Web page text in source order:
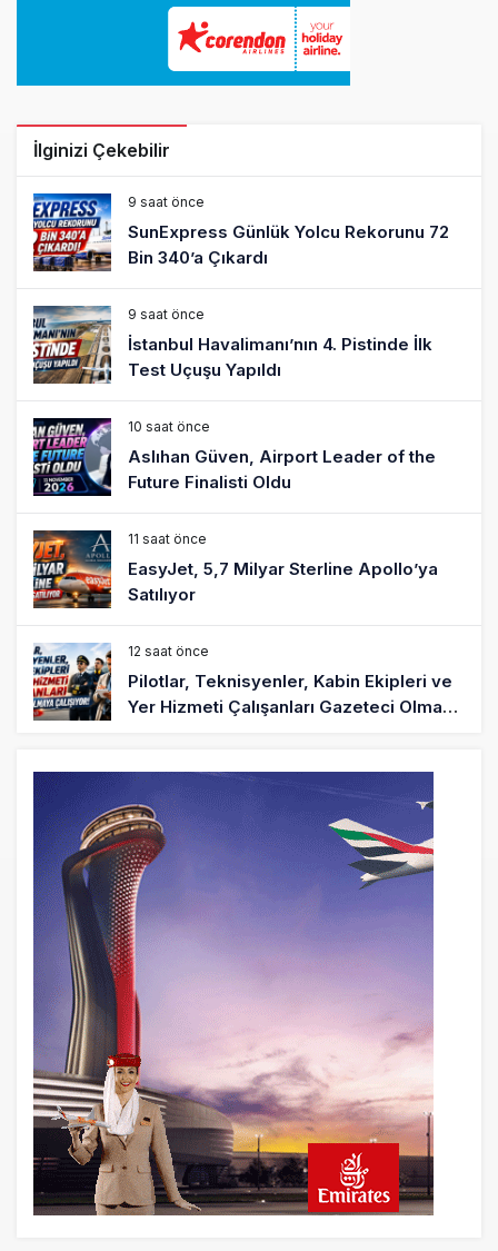
İlginizi Çekebilir
9 saat önce
SunExpress Günlük Yolcu Rekorunu 72
Bin 340’a Çıkardı
9 saat önce
İstanbul Havalimanı’nın 4. Pistinde İlk
Test Uçuşu Yapıldı
10 saat önce
Aslıhan Güven, Airport Leader of the
Future Finalisti Oldu
11 saat önce
EasyJet, 5,7 Milyar Sterline Apollo’ya
Satılıyor
12 saat önce
Pilotlar, Teknisyenler, Kabin Ekipleri ve
Yer Hizmeti Çalışanları Gazeteci Olmaya
BookingAgora’dan Dubai’ye iki FAM Trip
16 saat önce
AJet Uçuşlarıyla Rus Turist İçin Yeni
Türkiye Rotası
17 saat önce
Airbus Temmuz bilançosunu açıkladı:
204 yeni sipariş
18 saat önce
İstanbul uçağına polis köpeklerle girdi: 3
yolcu indirildi
18 saat önce